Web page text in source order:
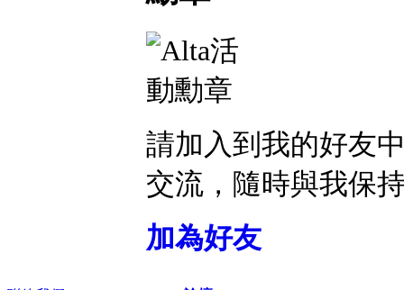
請加入到我的好友
交流，隨時與我保
加為好友